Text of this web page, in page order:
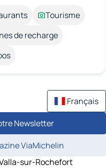
Tourisme
de recharge
Français
Newsletter
ViaMichelin
sur-Rochefort